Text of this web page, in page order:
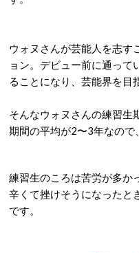
ウォヌさんが芸能人を志す
ョン。デビュー前に通って
ることになり、芸能界を目
そんなウォヌさんの練習生
期間の平均が2〜3年なので
練習生のころは苦労が多か
辛くて挫けそうになったと
です。